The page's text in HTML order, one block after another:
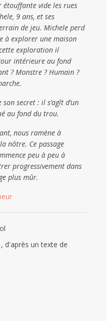
étouffante vide les rues
9 ans, et ses
de jeu. Michele perd
à explorer une maison
exploration il
intérieure au fond
? Monstre ? Humain ?
secret : il s’agît d’un
au fond du trou.
nous ramène à
nôtre. Ce passage
peu à peu à
progressivement dans
plus mûr.
d'après un texte de